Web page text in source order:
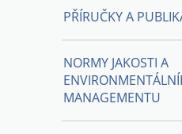
PŘÍRUČKY A
NORMY JAKOSTI A
MANAGEMENTU